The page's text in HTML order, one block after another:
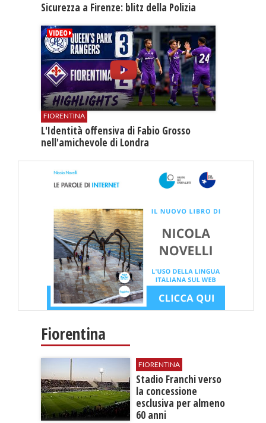
​Sicurezza a Firenze: blitz della Polizia
FIORENTINA
L'Identità offensiva di Fabio Grosso
nell'amichevole di Londra
Fiorentina
FIORENTINA
Stadio Franchi verso
la concessione
esclusiva per almeno
60 anni